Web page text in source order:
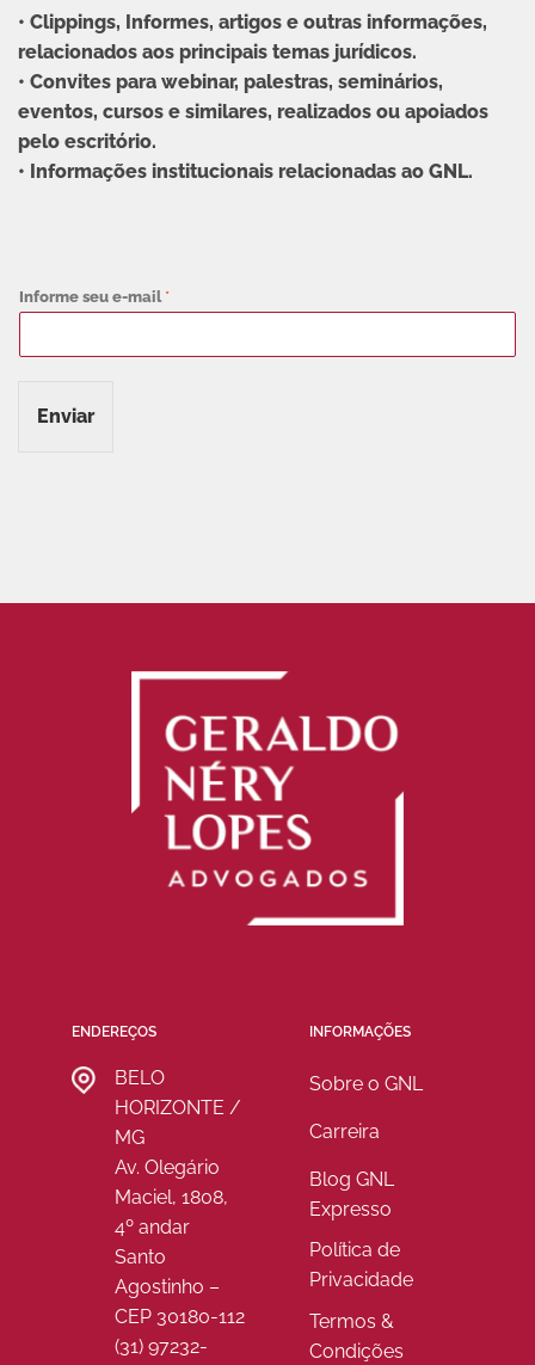
• Clippings, Informes, artigos e outras informações,
relacionados aos principais temas jurídicos.
• Convites para webinar, palestras, seminários,
eventos, cursos e similares, realizados ou apoiados
pelo escritório.
• Informações institucionais relacionadas ao GNL.
Informe seu e-mail *
Enviar
ENDEREÇOS
BELO
HORIZONTE /
MG
Av. Olegário
Maciel, 1808,
4º andar
Santo
Agostinho –
CEP 30180-112
(31) 97232-
INFORMAÇÕES
Sobre o GNL
Carreira
Blog GNL
Expresso
Política de
Privacidade
Termos &
Condições